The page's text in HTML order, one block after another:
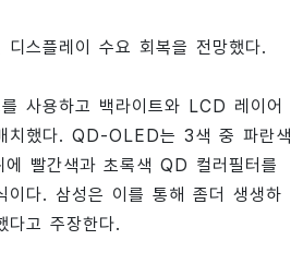
스플레이 수요 회복을 전망했다.
사용하고 백라이트와 LCD 레이어
치했다. QD-OLED는 3색 중 파란색
빨간색과 초록색 QD 컬러필터를
이다. 삼성은 이를 통해 좀더 생생하
다고 주장한다.